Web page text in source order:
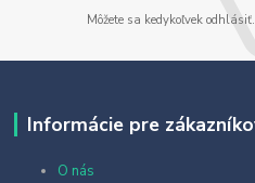
Môžete sa kedykoľvek
Informácie pre
O nás